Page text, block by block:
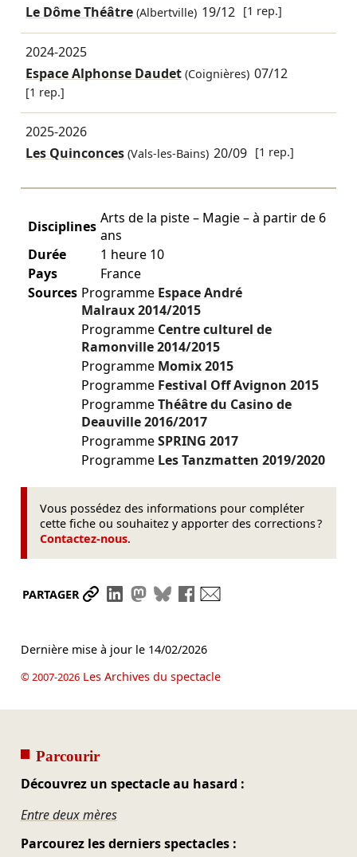
Le Dôme Théâtre(Albertville) 19/12 [1 rep.]
2024-2025
Espace Alphonse Daudet(Coignières) 07/12
[1 rep.]
2025-2026
Les Quinconces(Vals-les-Bains) 20/09 [1 rep.]
Disciplines Arts de la piste – Magie – à partir de 6
ans
Durée
1 heure 10
Pays
France
Sources Programme Espace André
Malraux2014/2015
Programme Centre culturel de
Ramonville2014/2015
Programme Momix2015
Programme Festival Off Avignon 2015
ProgrammeThéâtre du Casino de
Deauville2016/2017
ProgrammeSPRING 2017
Programme Les Tanzmatten 2019/2020
Vous possédez des informations pour compléter
cette fiche ou souhaitez y apporter des corrections ?
Contactez-nous.
PARTAGER Partager le lien
Partager sur LinkedIn
Partager sur Mastodon
Partager sur Bluesky
Partager sur Facebook
Dernière mise à jour le 14/02/2026
© 2007-2026Les Archives du spectacle
Parcourir
Découvrez un spectacle au hasard :
Entre deux mères
Parcourez les derniers spectacles :